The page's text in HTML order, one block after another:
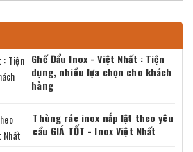
Ghế Đẩu Inox - Việt Nhất : Tiện
dụng, nhiều lựa chọn cho khách
hàng
Thùng rác inox nắp lật theo yêu
cầu GIÁ TỐT - Inox Việt Nhất